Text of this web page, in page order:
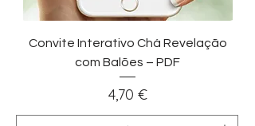
Convite Interativo Chá Revelação
com Balões – PDF
Preço
4,70 €